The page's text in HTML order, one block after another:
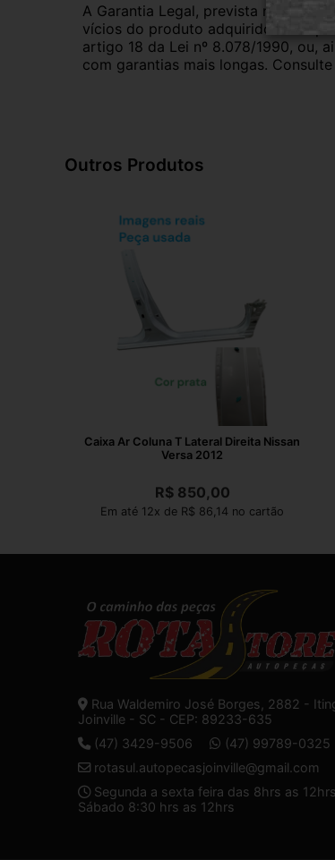
A Garantia Legal, prevista no
vícios do produto adquirido.Na
artigo 18 da Lei nº 8.078/1990, ou,
com garantias mais longas.
Outros Produtos
Caixa Ar Coluna T Lateral Direita Nissan
Versa 2012
R$850,00
Em até 12x de R$ 86,14 no cartão
Rua Waldemiro José Borges, 2882 -
Joinville - SC - CEP: 89233-635
(47) 3429-9506
(47) 99789-0325
rotasul.autopecasjoinville@gmail.com
Segunda a sexta feira das 8hrs as
Sábado 8:30 hrs as 12hrs